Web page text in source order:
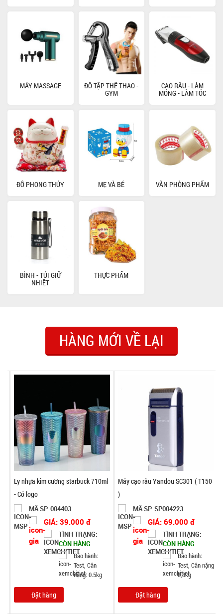
MÁY MASSAGE ĐỒ TẬP THỂ THAO -
GYM
CẠO RÂU - LÀM
MÓNG - LÀM TÓC
ĐỒ PHONG THỦY MẸ VÀ BÉ VĂN PHÒNG PHẨM
BÌNH - TÚI GIỮ
NHIỆT
THỰC PHẨM
HÀNG MỚI VỀ LẠI
Ly nhựa kim cương starbuck 710ml
- Có logo
MÃ SP: 004403
GIÁ: 39.000 đ
TÌNH TRẠNG:
CÒN HÀNG
Bảo hành:
Test, Cân
nặng: 0.5kg
Đặt hàng
Máy cạo râu Yandou SC301 ( T150
)
MÃ SP: SP004223
GIÁ: 69.000 đ
TÌNH TRẠNG:
CÒN HÀNG
Bảo hành:
Test, Cân nặng
0,3kg
Đặt hàng